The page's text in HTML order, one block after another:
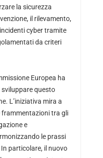
la sicurezza
il rilevamento,
cyber tramite
da criteri
Europea ha
questo
L’iniziativa mira a
tra gli
e
le prassi
particolare, il nuovo